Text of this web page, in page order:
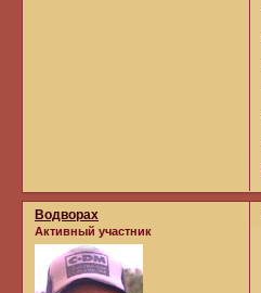
Водворах
Активный участник